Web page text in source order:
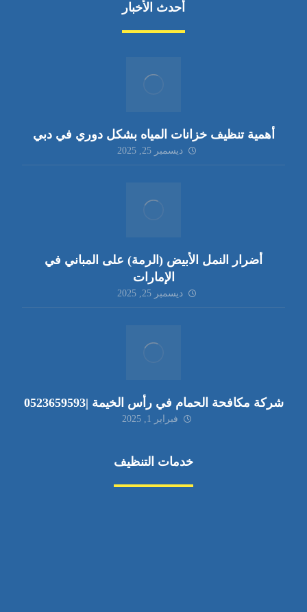
أحدث الأخبار
أهمية تنظيف خزانات المياه بشكل دوري في دبي
ديسمبر 25, 2025
أضرار النمل الأبيض (الرمة) على المباني في
الإمارات
ديسمبر 25, 2025
شركة مكافحة الحمام في رأس الخيمة |0523659593
فبراير 1, 2025
خدمات التنظيف